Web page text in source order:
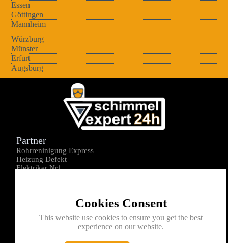
Essen
Göttingen
Mannheim
Würzburg
Münster
Erfurt
Augsburg
Cookies Consent
This website use cookies to ensure you get the best
experience on our website.
Partner
Rohrreninigung Express
Heizung Defekt
Elektriker Nr1
Kontakt